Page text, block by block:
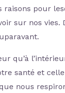
raisons pour
sur nos vies.
qu’à
santé et
nous